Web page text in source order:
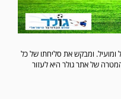
ומועיל. ומבקש את סליחתו של כל
של אתר גולר היא לעזור